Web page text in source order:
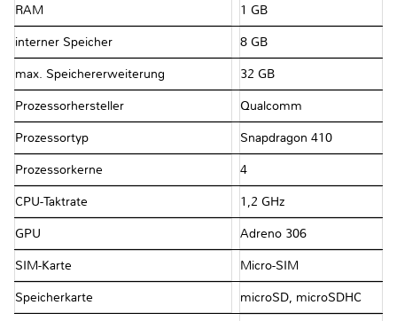
RAM 1 GB
interner Speicher 8 GB
max. Speichererweiterung 32 GB
Prozessorhersteller Qualcomm
Prozessortyp Snapdragon 410
Prozessorkerne 4
CPU-Taktrate 1,2 GHz
GPU Adreno 306
SIM-Karte Micro-SIM
Speicherkarte microSD, microSDHC